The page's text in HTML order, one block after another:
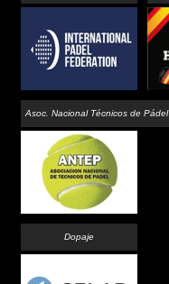
Asoc. Nacional Técnicos de Pádel
Dopaje